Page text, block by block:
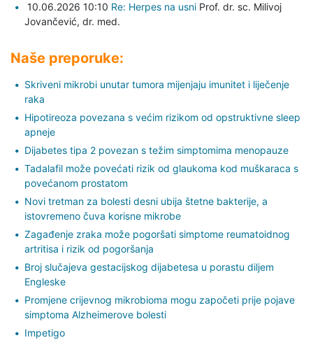
10.06.2026 10:10 Re: Herpes na usni Prof. dr. sc. Milivoj
Jovančević, dr. med.
Naše preporuke:
Skriveni mikrobi unutar tumora mijenjaju imunitet i liječenje
raka
Hipotireoza povezana s većim rizikom od opstruktivne sleep
apneje
Dijabetes tipa 2 povezan s težim simptomima menopauze
Tadalafil može povećati rizik od glaukoma kod muškaraca s
povećanom prostatom
Novi tretman za bolesti desni ubija štetne bakterije, a
istovremeno čuva korisne mikrobe
Zagađenje zraka može pogoršati simptome reumatoidnog
artritisa i rizik od pogoršanja
Broj slučajeva gestacijskog dijabetesa u porastu diljem
Engleske
Promjene crijevnog mikrobioma mogu započeti prije pojave
simptoma Alzheimerove bolesti
Impetigo